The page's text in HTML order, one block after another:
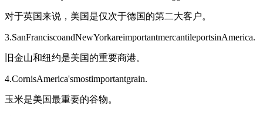
对于英国来说，美国是仅次于德国的第二大客户。
3.SanFranciscoandNewYorkareimportantmercantileportsinAmerica.
旧金山和纽约是美国的重要商港。
4.CornisAmerica'smostimportantgrain.
玉米是美国最重要的谷物。